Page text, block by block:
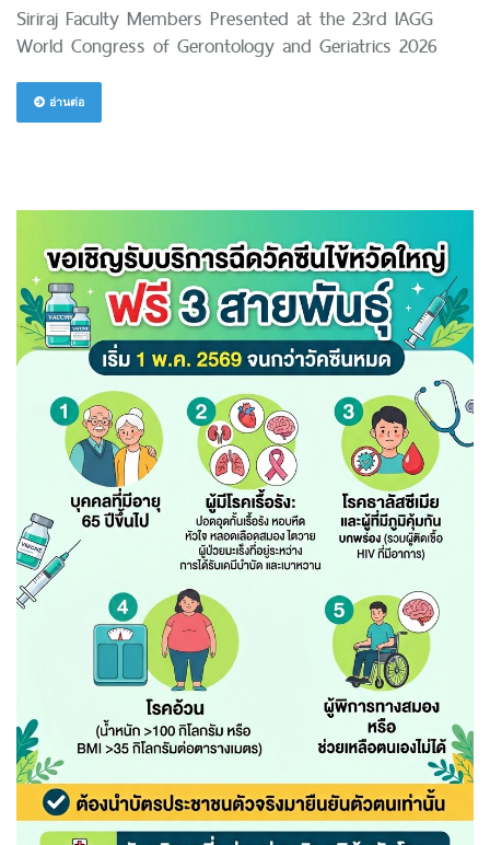
Siriraj Faculty Members Presented at the 23rd IAGG
World Congress of Gerontology and Geriatrics 2026
อ่านต่อ